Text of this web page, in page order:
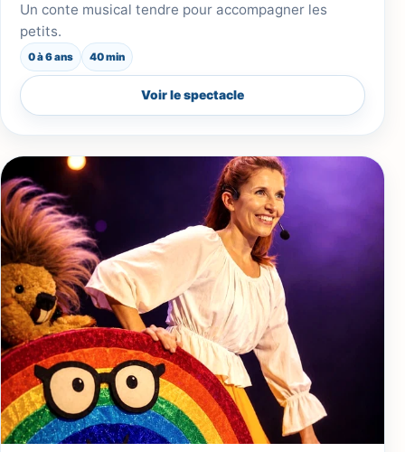
Un conte musical tendre pour accompagner les
petits.
0 à 6 ans 40 min
Voir le spectacle